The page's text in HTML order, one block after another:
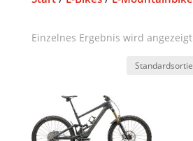
Einzelnes Ergebnis wird angezeigt